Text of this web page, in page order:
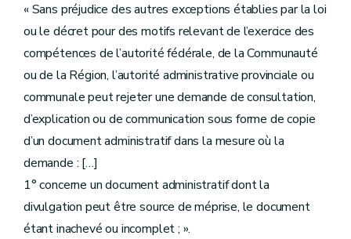
« Sans préjudice des autres exceptions établies par la loi
ou le décret pour des motifs relevant de l’exercice des
compétences de l’autorité fédérale, de la Communauté
ou de la Région, l’autorité administrative provinciale ou
communale peut rejeter une demande de consultation,
d’explication ou de communication sous forme de copie
d’un document administratif dans la mesure où la
demande : […]
1° concerne un document administratif dont la
divulgation peut être source de méprise, le document
étant inachevé ou incomplet ; ».